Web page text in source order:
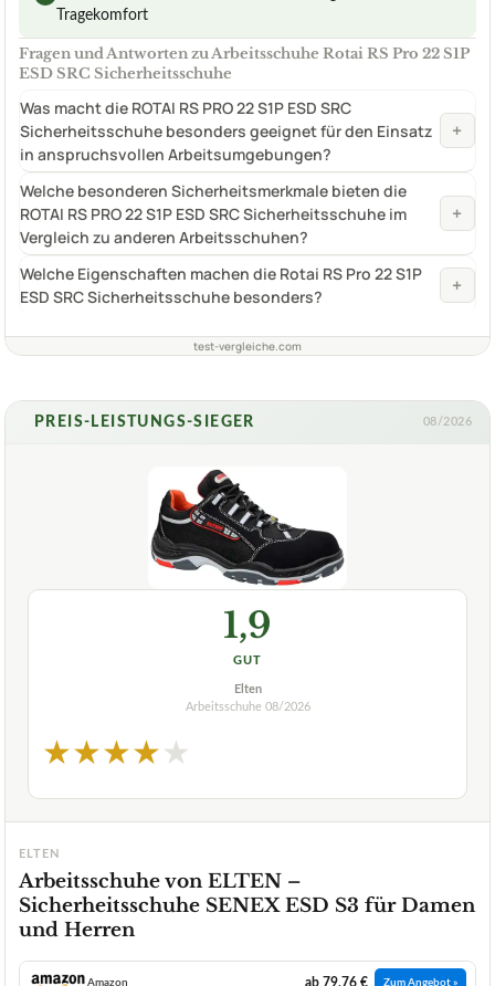
Tragekomfort
Fragen und Antworten zu Arbeitsschuhe Rotai RS Pro 22 S1P
ESD SRC Sicherheitsschuhe
Was macht die ROTAI RS PRO 22 S1P ESD SRC
Sicherheitsschuhe besonders geeignet für den Einsatz
in anspruchsvollen Arbeitsumgebungen?
+
Welche besonderen Sicherheitsmerkmale bieten die
ROTAI RS PRO 22 S1P ESD SRC Sicherheitsschuhe im
Vergleich zu anderen Arbeitsschuhen?
+
Welche Eigenschaften machen die Rotai RS Pro 22 S1P
ESD SRC Sicherheitsschuhe besonders?
+
test-vergleiche.com
PREIS-LEISTUNGS-SIEGER 08/2026
1,9
GUT
Elten
Arbeitsschuhe 08/2026
★★★★★
ELTEN
Arbeitsschuhe von ELTEN –
Sicherheitsschuhe SENEX ESD S3 für Damen
und Herren
Amazon ab 79,76 € Zum Angebot »